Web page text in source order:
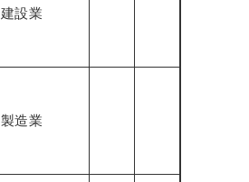
建設業
製造業